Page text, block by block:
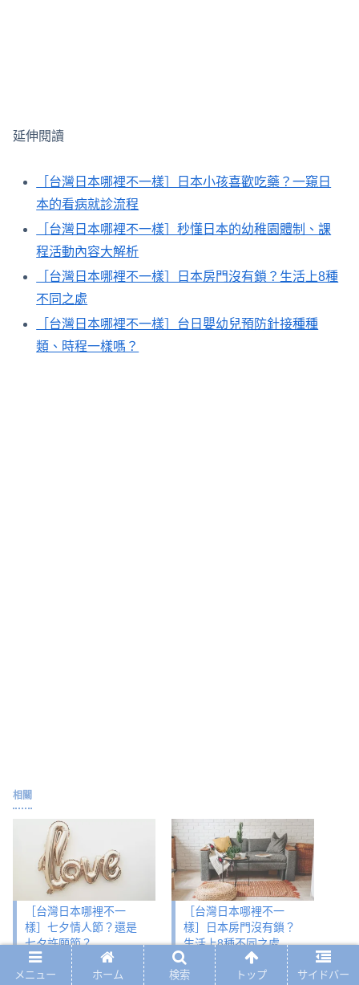
延伸閱讀
［台灣日本哪裡不一樣］日本小孩喜歡吃藥？一窺日
本的看病就診流程
［台灣日本哪裡不一樣］秒懂日本的幼稚園體制、課
程活動內容大解析
［台灣日本哪裡不一樣］日本房門沒有鎖？生活上8種
不同之處
［台灣日本哪裡不一樣］台日嬰幼兒預防針接種種
類、時程一樣嗎？
相關
［台灣日本哪裡不一
樣］七夕情人節？還是
七夕許願節？
2022-08-02
在「台灣日本哪裡不一
［台灣日本哪裡不一
樣］日本房門沒有鎖？
生活上8種不同之處
2022-06-15
在「台灣日本哪裡不一
メニュー ホーム 検索 トップ サイドバー